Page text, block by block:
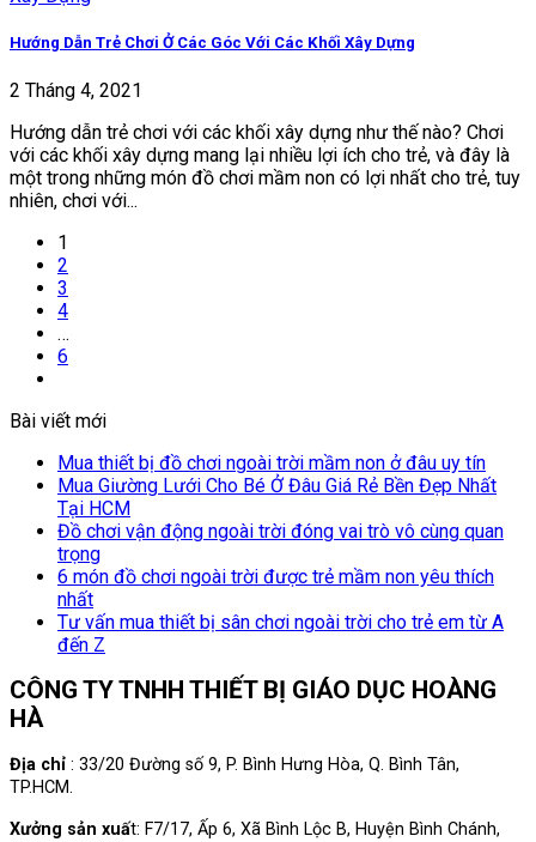
Hướng Dẫn Trẻ Chơi Ở Các Góc Với Các Khối Xây Dựng
2 Tháng 4, 2021
Hướng dẫn trẻ chơi với các khối xây dựng như thế nào? Chơi
với các khối xây dựng mang lại nhiều lợi ích cho trẻ, và đây là
một trong những món đồ chơi mầm non có lợi nhất cho trẻ, tuy
nhiên, chơi với...
1
2
3
4
…
6
Bài viết mới
Mua thiết bị đồ chơi ngoài trời mầm non ở đâu uy tín
Mua Giường Lưới Cho Bé Ở Đâu Giá Rẻ Bền Đẹp Nhất
Tại HCM
Đồ chơi vận động ngoài trời đóng vai trò vô cùng quan
trọng
6 món đồ chơi ngoài trời được trẻ mầm non yêu thích
nhất
Tư vấn mua thiết bị sân chơi ngoài trời cho trẻ em từ A
đến Z
CÔNG TY TNHH THIẾT BỊ GIÁO DỤC HOÀNG
HÀ
Địa chỉ : 33/20 Đường số 9, P. Bình Hưng Hòa, Q. Bình Tân,
TP.HCM.
Xưởng sản xuất: F7/17, Ấp 6, Xã Bình Lộc B, Huyện Bình Chánh,